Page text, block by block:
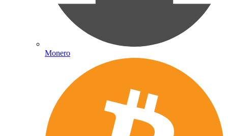
Monero